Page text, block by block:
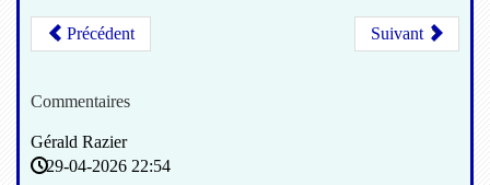
Précédent Suivant
Commentaires
Gérald Razier
29-04-2026 22:54